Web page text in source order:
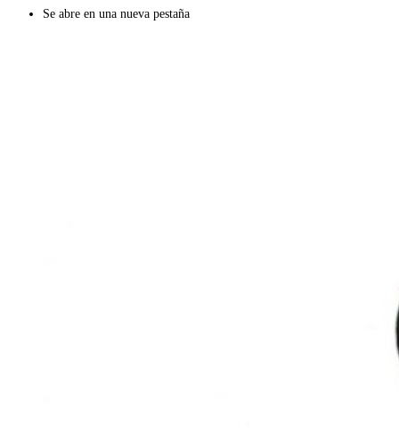
Se abre en una nueva pestaña